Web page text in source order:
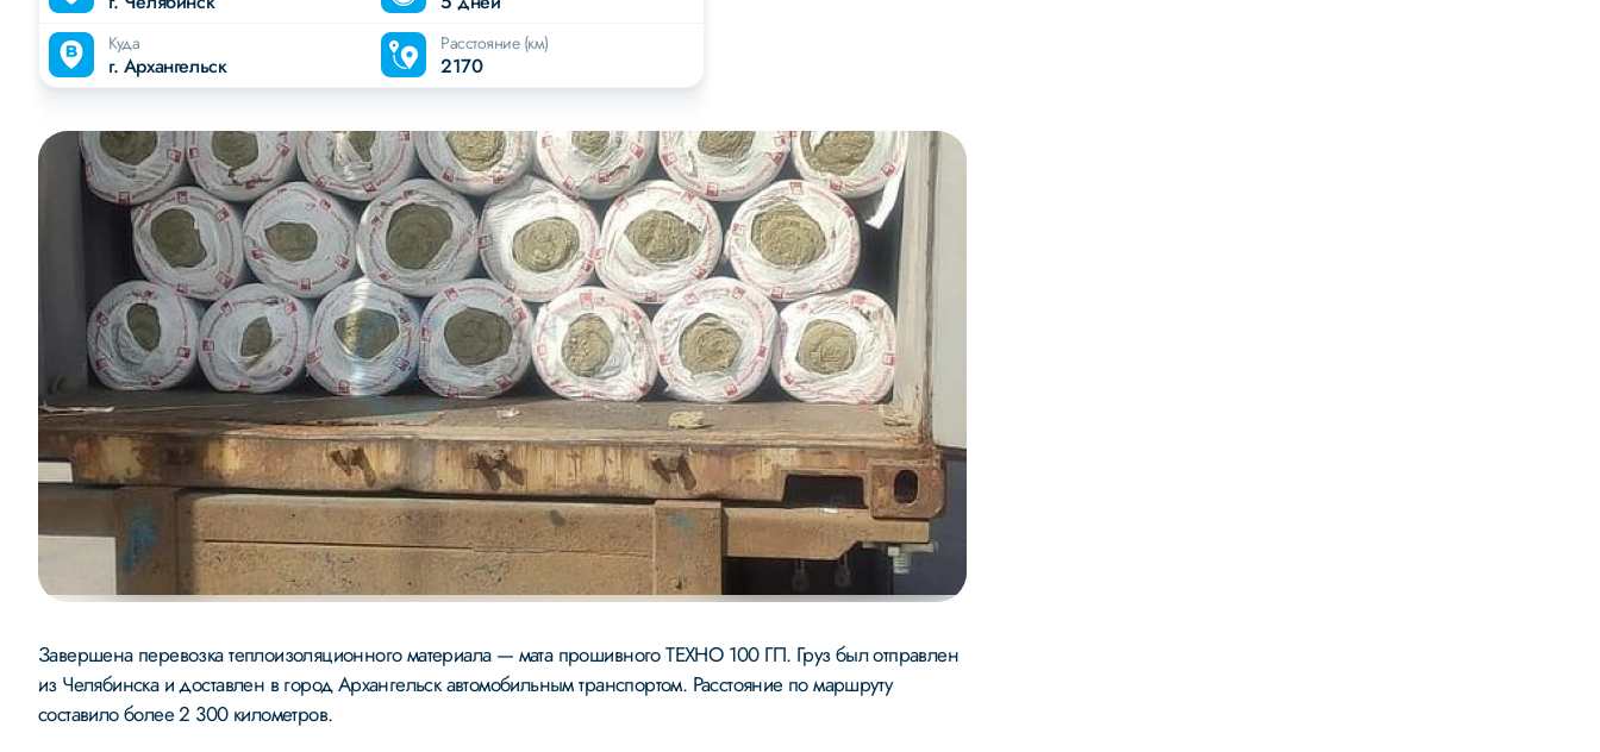
Куда
г. Архангельск
Расстояние (км)
2170
Завершена перевозка теплоизоляционного материала — мата прошивного ТЕХНО 100 ГП. Груз был отправлен
из Челябинска и доставлен в город Архангельск автомобильным транспортом. Расстояние по маршруту
составило более 2 300 километров.